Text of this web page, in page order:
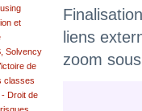
liens
zoom
et
Solvency
de
classes
Droit de